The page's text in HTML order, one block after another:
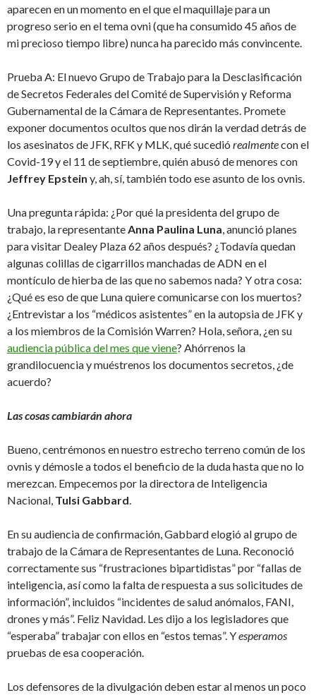
aparecen en un momento en el que el maquillaje para un
progreso serio en el tema ovni (que ha consumido 45 años de
mi precioso tiempo libre) nunca ha parecido más convincente.
Prueba A: El nuevo Grupo de Trabajo para la Desclasificación
de Secretos Federales del Comité de Supervisión y Reforma
Gubernamental de la Cámara de Representantes. Promete
exponer documentos ocultos que nos dirán la verdad detrás de
los asesinatos de JFK, RFK y MLK, qué sucedió realmentecon el
Covid-19 y el 11 de septiembre, quién abusó de menores con
Jeffrey Epstein y, ah, sí, también todo ese asunto de los ovnis.
Una pregunta rápida: ¿Por qué la presidenta del grupo de
trabajo, la representanteAnna Paulina Luna, anunció planes
para visitar Dealey Plaza 62 años después? ¿Todavía quedan
algunas colillas de cigarrillos manchadas de ADN en el
montículo de hierba de las que no sabemos nada? Y otra cosa:
¿Qué es eso de que Luna quiere comunicarse con los muertos?
¿Entrevistar a los “médicos asistentes” en la autopsia de JFK y
a los miembros de la Comisión Warren? Hola, señora, ¿en su
audiencia pública del mes que viene? Ahórrenos la
grandilocuencia y muéstrenos los documentos secretos, ¿de
acuerdo?
Las cosas cambiarán ahora
Bueno, centrémonos en nuestro estrecho terreno común de los
ovnis y démosle a todos el beneficio de la duda hasta que no lo
merezcan. Empecemos por la directora de Inteligencia
Nacional, Tulsi Gabbard.
En su audiencia de confirmación, Gabbard elogió al grupo de
trabajo de la Cámara de Representantes de Luna. Reconoció
correctamente sus “frustraciones bipartidistas” por “fallas de
inteligencia, así como la falta de respuesta a sus solicitudes de
información”, incluidos “incidentes de salud anómalos, FANI,
drones y más”. Feliz Navidad. Les dijo a los legisladores que
“esperaba” trabajar con ellos en “estos temas”. Yesperamos
pruebas de esa cooperación.
Los defensores de la divulgación deben estar al menos un poco